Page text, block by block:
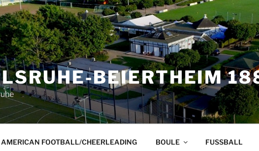
BEIERTHEIM
AMERICAN FOOTBALL/CHEERLEADING BOULE FUSSBALL